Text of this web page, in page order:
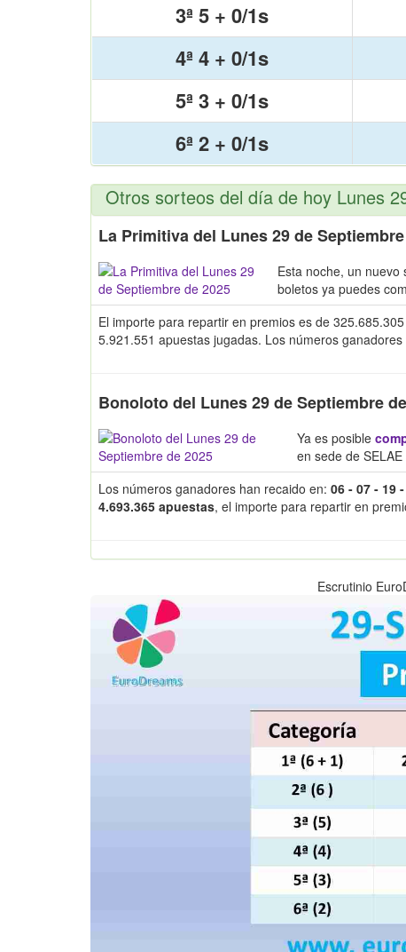
3ª 5 + 0/1s
4ª 4 + 0/1s
5ª 3 + 0/1s
6ª 2 + 0/1s
Otros sorteos del día de hoy Lunes
La Primitiva del Lunes 29 de
Esta noche, un nuevo
boletos ya puedes
El importe para repartir en premios es de
5.921.551 apuestas jugadas. Los números
Bonoloto del Lunes 29 de Septiembre
Ya es posible
en sede de
Los números ganadores han recaido en: 06 - 07 - 19
4.693.365 apuestas, el importe para repartir en
Escrutinio